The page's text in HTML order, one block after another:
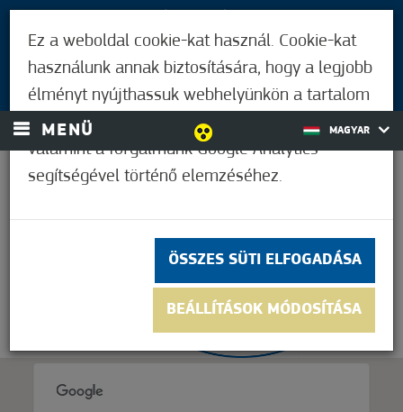
BEJELENTKEZÉS
MENÜ MAGYAR
Ez a weboldal cookie-kat használ. Cookie-kat
használunk annak biztosítására, hogy a legjobb
élményt nyújthassuk webhelyünkön a tartalom
és a hirdetések személyre szabásához,
valamint a forgalmunk Google Analytics
segítségével történő elemzéséhez.
ÖSSZES SÜTI ELFOGADÁSA
BEÁLLÍTÁSOK MÓDOSÍTÁSA